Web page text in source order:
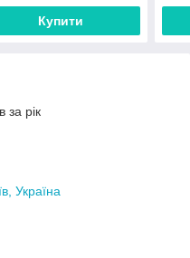
Купити
за рік
Україна